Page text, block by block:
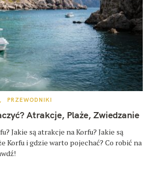
PRZEWODNIKI
Atrakcje, Plaże, Zwiedzanie
Jakie są atrakcje na Korfu? Jakie są
Korfu i gdzie warto pojechać? Co robić na